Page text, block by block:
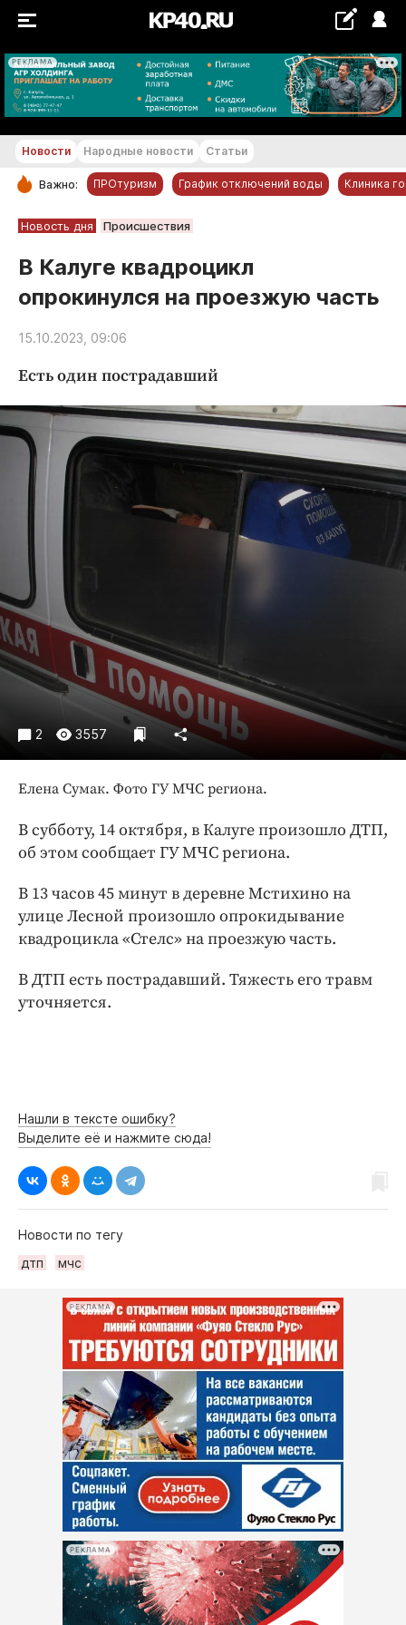
РЕКЛАМА
+28...+29 °С
РУБРИКИ
Новости компаний
Статьи
Народные новости
Благоустройство
Криминал
Культура
Недвижимость и ЖКХ
Образование
Общество
Происшествия
Спорт
Экономика и бизнес
ПРОЕКТЫ
Блоги
Издания
Медиаперсона
Клиника года
Работодатель года
Новости Народные новости Статьи
Важно: ПРОтуризм График отключений воды Клиника
Новость дня Происшествия
В Калуге квадроцикл
опрокинулся на проезжую часть
15.10.2023, 09:06
Есть один пострадавший
2 3557
Елена Сумак. Фото ГУ МЧС региона.
В субботу, 14 октября, в Калуге произошло ДТП,
об этом сообщает ГУ МЧС региона.
В 13 часов 45 минут в деревне Мстихино на
улице Лесной произошло опрокидывание
квадроцикла «Стелс» на проезжую часть.
В ДТП есть пострадавший. Тяжесть его травм
уточняется.
Нашли в тексте ошибку?
Выделите её и нажмите сюда!
Новости по тегу
дтп
мчс
РЕКЛАМА
РЕКЛАМА